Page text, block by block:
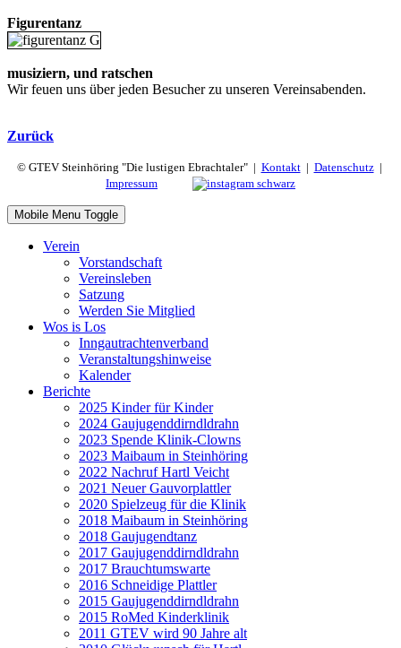
Figurentanz
musiziern, und ratschen
Wir feuen uns über jeden Besucher zu unseren Vereinsabenden.
Zurück
© GTEV Steinhöring "Die lustigen Ebrachtaler" | Kontakt| Datenschutz|
Impressum
Mobile Menu Toggle
Verein
Vorstandschaft
Vereinsleben
Satzung
Werden Sie Mitglied
Wos is Los
Inngautrachtenverband
Veranstaltungshinweise
Kalender
Berichte
2025 Kinder für Kinder
2024 Gaujugenddirndldrahn
2023 Spende Klinik-Clowns
2023 Maibaum in Steinhöring
2022 Nachruf Hartl Veicht
2021 Neuer Gauvorplattler
2020 Spielzeug für die Klinik
2018 Maibaum in Steinhöring
2018 Gaujugendtanz
2017 Gaujugenddirndldrahn
2017 Brauchtumswarte
2016 Schneidige Plattler
2015 Gaujugenddirndldrahn
2015 RoMed Kinderklinik
2011 GTEV wird 90 Jahre alt